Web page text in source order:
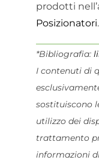
prodotti
Posizionatori.
*Bibliografia:
I contenuti di
sostituiscono
utilizzo dei
trattamento
informazioni